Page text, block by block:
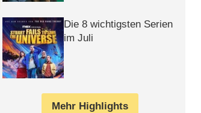
Die 8 wichtigsten Serien
im Juli
Mehr Highlights